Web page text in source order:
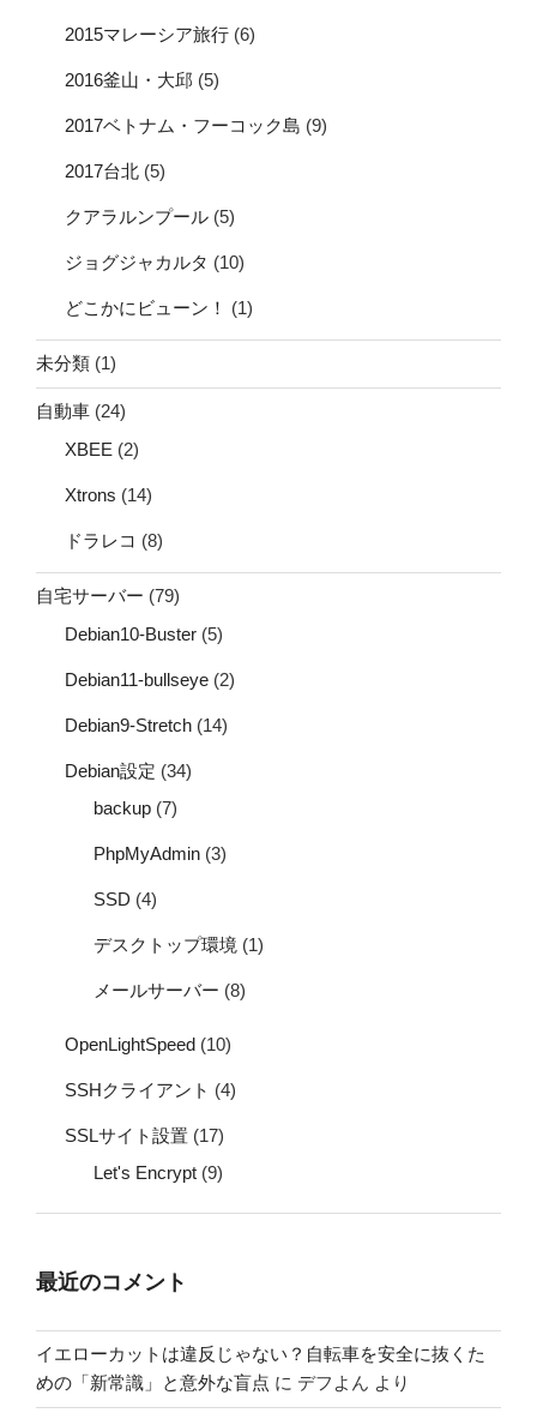
2015マレーシア旅行 (6)
2016釜山・大邱 (5)
2017ベトナム・フーコック島 (9)
2017台北 (5)
クアラルンプール (5)
ジョグジャカルタ (10)
どこかにビューン！ (1)
未分類 (1)
自動車 (24)
XBEE (2)
Xtrons (14)
ドラレコ (8)
自宅サーバー (79)
Debian10-Buster (5)
Debian11-bullseye (2)
Debian9-Stretch (14)
Debian設定 (34)
backup (7)
PhpMyAdmin (3)
SSD (4)
デスクトップ環境 (1)
メールサーバー (8)
OpenLightSpeed (10)
SSHクライアント (4)
SSLサイト設置 (17)
Let's Encrypt (9)
最近のコメント
イエローカットは違反じゃない？自転車を安全に抜くた
めの「新常識」と意外な盲点 に デフよん より